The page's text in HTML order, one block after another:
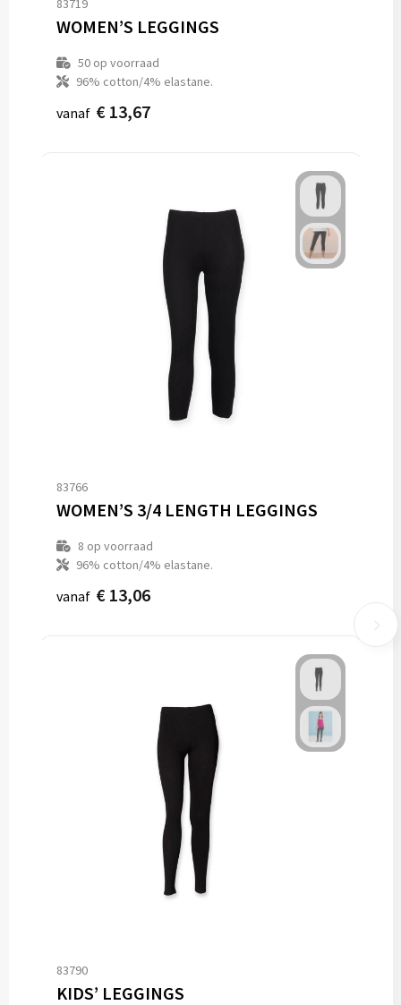
83719
WOMEN’S LEGGINGS
50op voorraad
96% cotton/4% elastane.
vanaf € 13,67
83766
WOMEN’S 3/4 LENGTH LEGGINGS
8 op voorraad
96% cotton/4% elastane.
vanaf € 13,06
83790
KIDS’ LEGGINGS